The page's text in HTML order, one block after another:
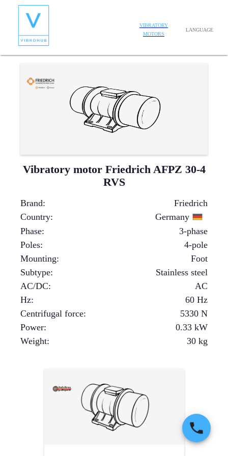
VIBRATORY
MOTORS
LANGUAGE
Vibratory motor Friedrich AFPZ 30-4
RVS
Brand:
Friedrich
Country:
Germany
Phase:
3-phase
Poles:
4-pole
Mounting:
Foot
Subtype:
Stainless steel
AC/DC:
AC
Hz:
60 Hz
Centrifugal force: 5330 N
Power: 0.33 kW
Weight: 30 kg